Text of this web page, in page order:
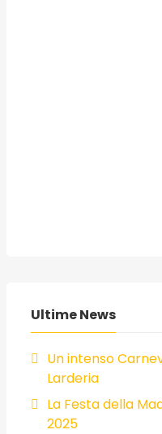
Ultime News
Un intenso
Larderia
La Festa della
2025